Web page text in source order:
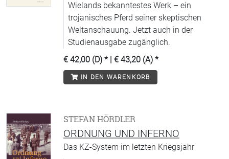
Wielands bekanntestes Werk – ein
trojanisches Pferd seiner skeptischen
Weltanschauung. Jetzt auch in der
Studienausgabe zugänglich.
€ 42,00 (D) * | € 43,20 (A) *
IN DEN WARENKORB
STEFAN HÖRDLER
ORDNUNG UND INFERNO
Das KZ-System im letzten Kriegsjahr